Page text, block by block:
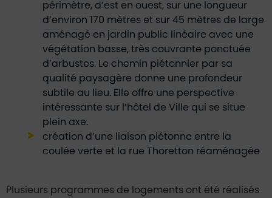
périmètre, d’est en ouest, sur une longueur
d’environ 170 mètres et sur 45 mètres de large
aménagé en jardin public linéaire avec une
végétation basse, très couvrante ponctuée
d’arbustes. Le chemin piétonnier par sa
qualité paysagère donne une profondeur
subtile au lieu. Elle offre une perspective
intéressante sur l’hôtel de Ville qui se situe
plein axe.
création d’une liaison piétonne entre la
coulée verte et la rue Thoretton réaménagée
Plusieurs programmes de logements ont été réalisés